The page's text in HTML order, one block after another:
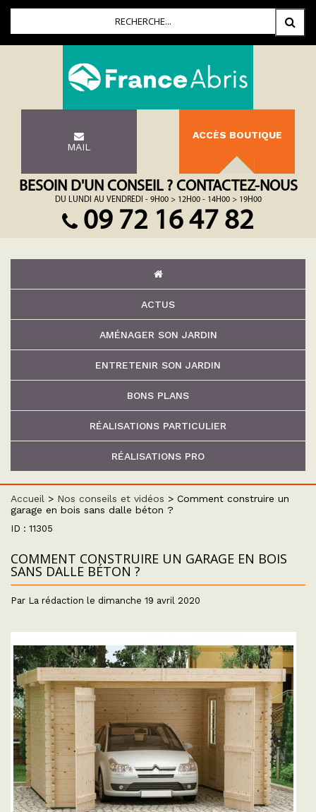
MAIL
ACCÈS BOUTIQUE
BESOIN D'UN CONSEIL ? CONTACTEZ-NOUS
DU LUNDI AU VENDREDI - 9H00 > 12H00 - 14H00 > 19H00
09 72 16 47 82
ACTUS
AMÉNAGER SON JARDIN
ENTRETENIR SON JARDIN
BONS PLANS
RÉALISATIONS PARTICULIER
RÉALISATIONS PRO
Accueil > Nos conseils et vidéos > Comment construire un
garage en bois sans dalle béton ?
ID : 11305
COMMENT CONSTRUIRE UN GARAGE EN BOIS
SANS DALLE BÉTON ?
Par La rédaction le dimanche 19 avril 2020